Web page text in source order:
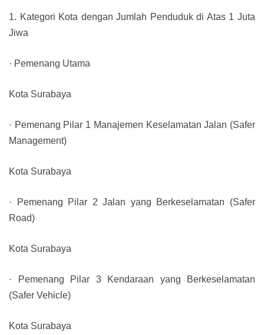
1. Kategori Kota dengan Jumlah Penduduk di Atas 1 Juta
Jiwa
· Pemenang Utama
Kota Surabaya
· Pemenang Pilar 1 Manajemen Keselamatan Jalan (Safer
Management)
Kota Surabaya
· Pemenang Pilar 2 Jalan yang Berkeselamatan (Safer
Road)
Kota Surabaya
· Pemenang Pilar 3 Kendaraan yang Berkeselamatan
(Safer Vehicle)
Kota Surabaya